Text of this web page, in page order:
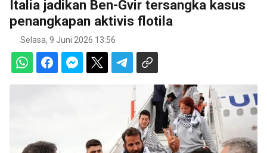
Italia jadikan Ben-Gvir tersangka kasus
penangkapan aktivis flotila
Selasa, 9 Juni 2026 13:56